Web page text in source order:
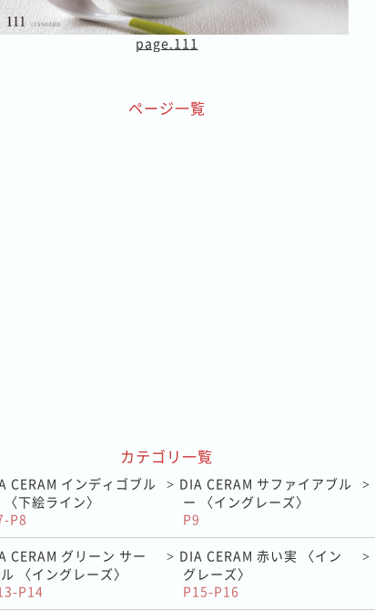
page.111
ページ一覧
カテゴリ一覧
CERAM インディゴブル
〈下絵ライン〉
P8
> DIA CERAM サファイアブル
ー 〈イングレーズ〉
P9
>
CERAM グリーン サー
〈イングレーズ〉
P14
> DIA CERAM 赤い実 〈イン
グレーズ〉
P15-P16
>